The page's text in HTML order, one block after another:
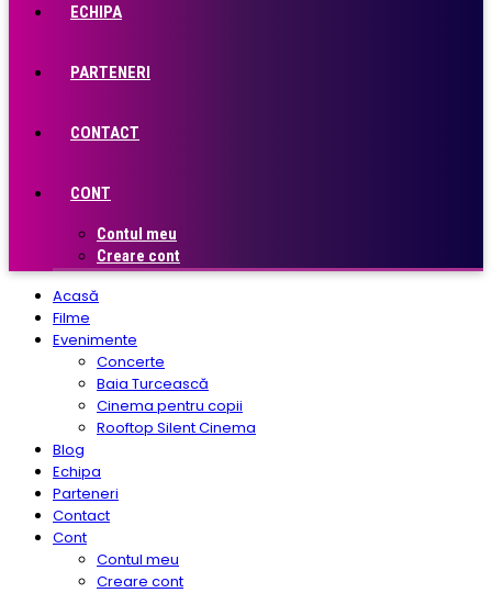
ECHIPA
PARTENERI
CONTACT
CONT
Contul meu
Creare cont
Acasă
Filme
Evenimente
Concerte
Baia Turcească
Cinema pentru copii
Rooftop Silent Cinema
Blog
Echipa
Parteneri
Contact
Cont
Contul meu
Creare cont